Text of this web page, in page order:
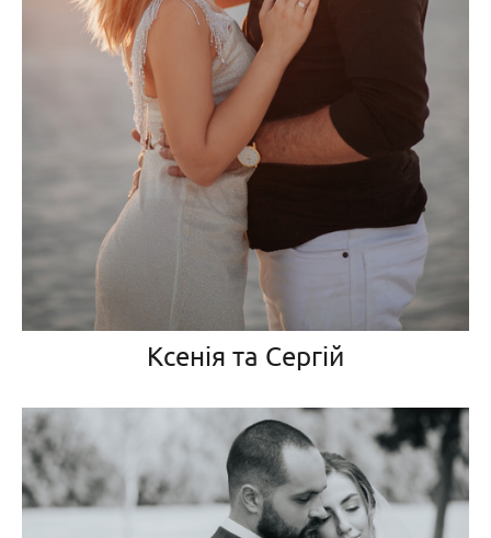
Ксенія та Сергій